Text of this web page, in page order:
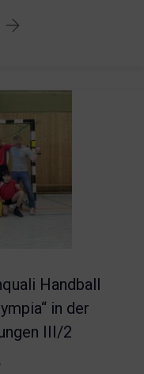
Handball
in der
III/2